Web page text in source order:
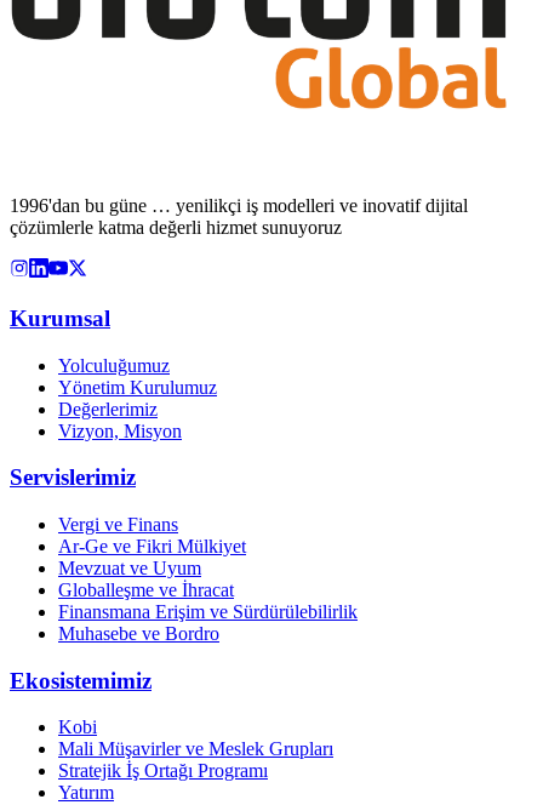
1996'dan bu güne … yenilikçi iş modelleri ve inovatif dijital
çözümlerle katma değerli hizmet sunuyoruz
Kurumsal
Yolculuğumuz
Yönetim Kurulumuz
Değerlerimiz
Vizyon, Misyon
Servislerimiz
Vergi ve Finans
Ar-Ge ve Fikri Mülkiyet
Mevzuat ve Uyum
Globalleşme ve İhracat
Finansmana Erişim ve Sürdürülebilirlik
Muhasebe ve Bordro
Ekosistemimiz
Kobi
Mali Müşavirler ve Meslek Grupları
Stratejik İş Ortağı Programı
Yatırım